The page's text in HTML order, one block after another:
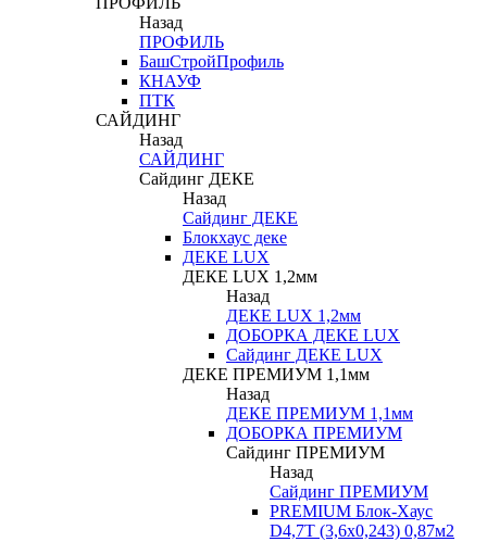
Назад
ПРОФИЛЬ
БашСтройПрофиль
КНАУФ
ПТК
САЙДИНГ
Назад
САЙДИНГ
Сайдинг ДЕКЕ
Назад
Сайдинг ДЕКЕ
Блокхаус деке
ДЕКЕ LUX
ДЕКЕ LUX 1,2мм
Назад
ДЕКЕ LUX 1,2мм
ДОБОРКА ДЕКЕ LUX
Сайдинг ДЕКЕ LUX
ДЕКЕ ПРЕМИУМ 1,1мм
Назад
ДЕКЕ ПРЕМИУМ 1,1мм
ДОБОРКА ПРЕМИУМ
Сайдинг ПРЕМИУМ
Назад
Сайдинг ПРЕМИУМ
PREMIUM Блок-Хаус
D4,7T (3,6х0,243) 0,87м2